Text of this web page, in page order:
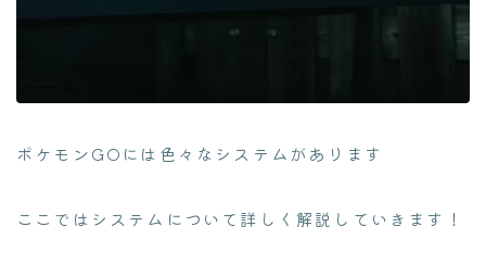
ポケモンGOには色々なシステムがあります
ここではシステムについて詳しく解説していきます！